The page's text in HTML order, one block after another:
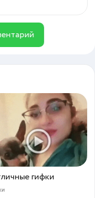
гифки